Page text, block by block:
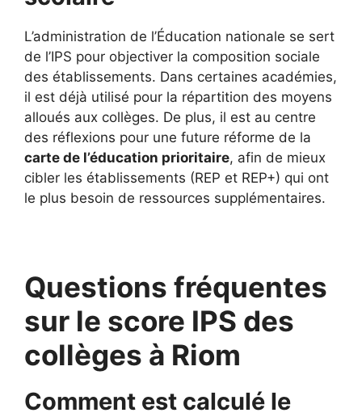
L’administration de l’Éducation nationale se sert
de l’IPS pour objectiver la composition sociale
des établissements. Dans certaines académies,
il est déjà utilisé pour la répartition des moyens
alloués aux collèges. De plus, il est au centre
des réflexions pour une future réforme de la
carte de l’éducation prioritaire, afin de mieux
cibler les établissements (REP et REP+) qui ont
le plus besoin de ressources supplémentaires.
Questions fréquentes
sur le score IPS des
collèges à Riom
Comment est calculé le